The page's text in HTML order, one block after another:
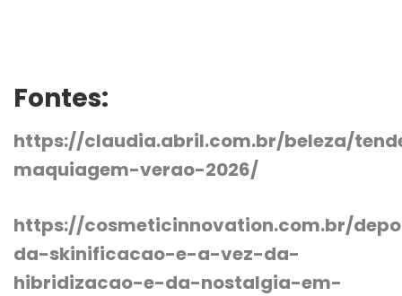
Fontes:
https://claudia.abril.com.br/beleza/
maquiagem-verao-2026/
https://cosmeticinnovation.com.br/
da-skinificacao-e-a-vez-da-
hibridizacao-e-da-nostalgia-em-